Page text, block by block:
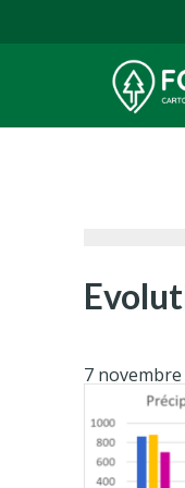
Société
Blog
7 novembre